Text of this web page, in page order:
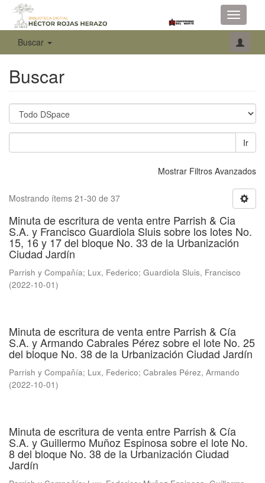
Toggle
Buscar
Buscar
Ir
Mostrar Filtros Avanzados
Mostrando ítems 21-30 de 37
Minuta de escritura de venta entre Parrish & Cia
S.A. y Francisco Guardiola Sluis sobre los lotes No.
15, 16 y 17 del bloque No. 33 de la Urbanización
Ciudad Jardín
Parrish y Compañía; Lux, Federico; Guardiola Sluis, Francisco
(2022-10-01)
Minuta de escritura de venta entre Parrish & Cía
S.A. y Armando Cabrales Pérez sobre el lote No. 25
del bloque No. 38 de la Urbanización Ciudad Jardín
Parrish y Compañía; Lux, Federico; Cabrales Pérez, Armando
(2022-10-01)
Minuta de escritura de venta entre Parrish & Cía
S.A. y Guillermo Muñoz Espinosa sobre el lote No.
8 del bloque No. 38 de la Urbanización Ciudad
Jardín